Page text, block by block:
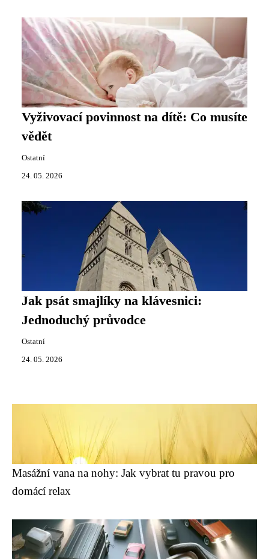
Vyživovací povinnost na dítě: Co musíte
vědět
Ostatní
24. 05. 2026
Jak psát smajlíky na klávesnici:
Jednoduchý průvodce
Ostatní
24. 05. 2026
Masážní vana na nohy: Jak vybrat tu pravou pro
domácí relax